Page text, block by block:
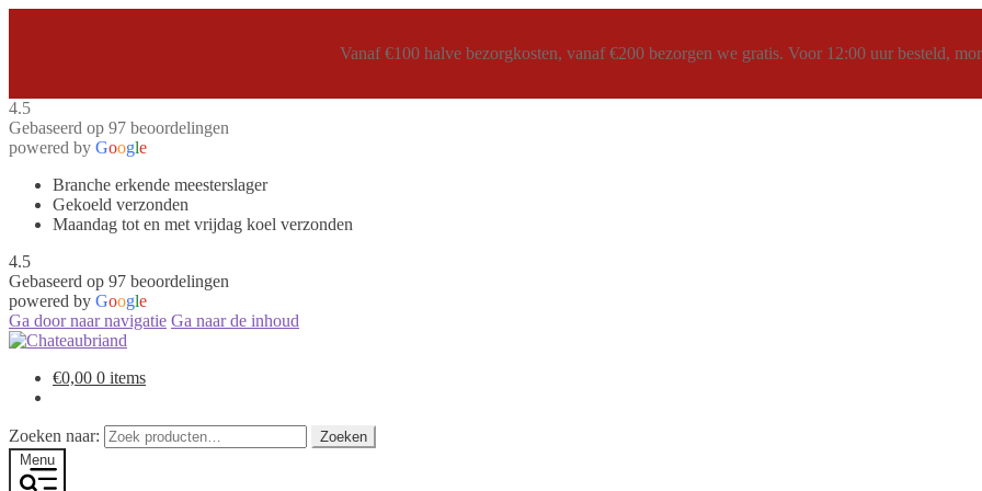
Vanaf €100 halve bezorgkosten, vanaf €200 bezorgen we gratis. Voor 12:00 uur besteld,
4.5
Gebaseerd op 97 beoordelingen
powered by Google
Branche erkende meesterslager
Gekoeld verzonden
Maandag tot en met vrijdag koel verzonden
4.5
Gebaseerd op 97 beoordelingen
powered by Google
Ga door naar navigatie Ga naar de inhoud
€0,00 0 items
Zoeken naar:
Zoeken
Menu